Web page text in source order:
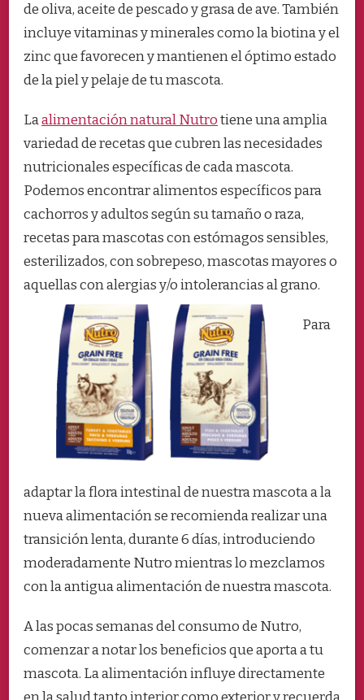
de oliva, aceite de pescado y grasa de ave. También
incluye vitaminas y minerales como la biotina y el
zinc que favorecen y mantienen el óptimo estado
de la piel y pelaje de tu mascota.
Laalimentación natural Nutrotiene una amplia
variedad de recetas que cubren las necesidades
nutricionales específicas de cada mascota.
Podemos encontrar alimentos específicos para
cachorros y adultos según su tamaño o raza,
recetas para mascotas con estómagos sensibles,
esterilizados, con sobrepeso, mascotas mayores o
aquellas con alergias y/o intolerancias al grano.
Para
adaptar la flora intestinal de nuestra mascota a la
nueva alimentación se recomienda realizar una
transición lenta, durante 6 días, introduciendo
moderadamente Nutro mientras lo mezclamos
con la antigua alimentación de nuestra mascota.
A las pocas semanasdel consumo de Nutro,
comenzar a notar los beneficios que aporta a tu
mascota. La alimentación influye directamente